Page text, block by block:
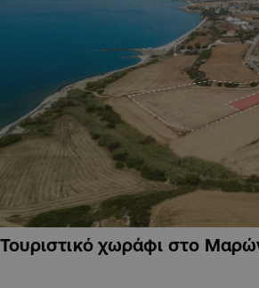
Τουριστικό χωράφι στο